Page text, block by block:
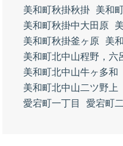
美和町秋掛秋掛
美和
美和町秋掛中大田原
美和町秋掛釜ヶ原
美
美和町北中山程野，六
美和町北中山牛ヶ多和
美和町北中山二ツ野上
愛宕町一丁目
愛宕町